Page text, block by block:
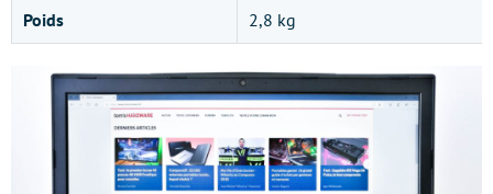
Poids 2,8 kg